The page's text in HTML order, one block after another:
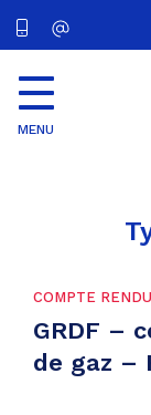
MENU
COMPTE RENDU
GRDF –
de gaz –